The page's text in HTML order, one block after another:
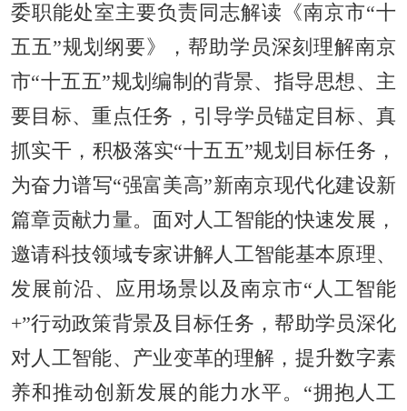
委职能处室主要负责同志解读《南京市“十
五五”规划纲要》，帮助学员深刻理解南京
市“十五五”规划编制的背景、指导思想、主
要目标、重点任务，引导学员锚定目标、真
抓实干，积极落实“十五五”规划目标任务，
为奋力谱写“强富美高”新南京现代化建设新
篇章贡献力量。面对人工智能的快速发展，
邀请科技领域专家讲解人工智能基本原理、
发展前沿、应用场景以及南京市“人工智能
+”行动政策背景及目标任务，帮助学员深化
对人工智能、产业变革的理解，提升数字素
养和推动创新发展的能力水平。“拥抱人工